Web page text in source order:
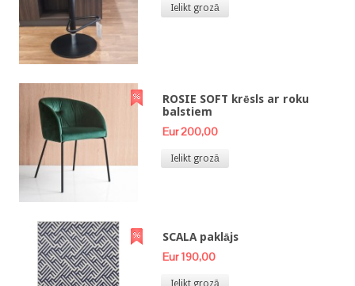
Ielikt grozā
ROSIE SOFT krēsls ar roku
balstiem
Eur 200,00
Ielikt grozā
SCALA paklājs
Eur 190,00
Ielikt grozā